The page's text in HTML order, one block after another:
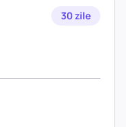
30 zile